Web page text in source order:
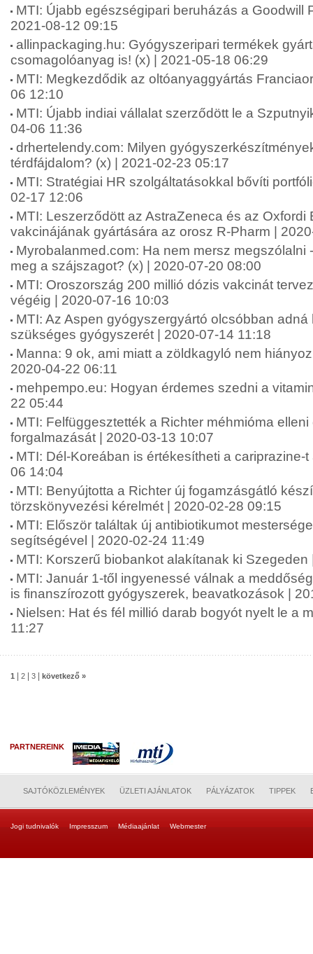
MTI: Újabb egészségipari beruházás a Goodwill
2021-08-12 09:15
allinpackaging.hu: Gyógyszeripari termékek
csomagolóanyag is! (x) | 2021-05-18 06:29
MTI: Megkezdődik az oltóanyaggyártás
06 12:10
MTI: Újabb indiai vállalat szerződött le a
04-06 11:36
drhertelendy.com: Milyen
térdfájdalom? (x) | 2021-02-23 05:17
MTI: Stratégiai HR szolgáltatásokkal bővíti
02-17 12:06
MTI: Leszerződött az AstraZeneca és az Oxfordi
vakcinájának gyártására az orosz R-Pharm |
Myrobalanmed.com: Ha nem mersz megszólalni
meg a szájszagot? (x) | 2020-07-20 08:00
MTI: Oroszország 200 millió dózis vakcinát
végéig | 2020-07-16 10:03
MTI: Az Aspen gyógyszergyártó olcsóbban
szükséges gyógyszerét | 2020-07-14 11:18
Manna: 9 ok, ami miatt a zöldkagyló nem
2020-04-22 06:11
mehpempo.eu: Hogyan érdemes szedni a
22 05:44
MTI: Felfüggesztették a Richter méhmióma
forgalmazását | 2020-03-13 10:07
MTI: Dél-Koreában is értékesítheti a cariprazine-
06 14:04
MTI: Benyújtotta a Richter új fogamzásgátló
törzskönyvezési kérelmét | 2020-02-28 09:15
MTI: Először találtak új antibiotikumot
segítségével | 2020-02-24 11:49
MTI: Korszerű biobankot alakítanak ki
MTI: Január 1-től ingyenessé válnak a
is finanszírozott gyógyszerek, beavatkozások |
Nielsen: Hat és fél millió darab bogyót nyelt le a
11:27
1 2 3 következő »
PARTNEREINK
SAJTÓKÖZLEMÉNYEK ÜZLETI AJÁNLATOK PÁLYÁZATOK TIPPEK
Jogi tudnivalók Impresszum Médiaajánlat Webmester